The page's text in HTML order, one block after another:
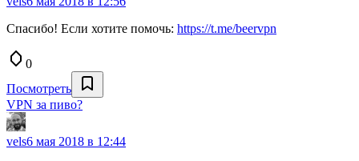
Спасибо! Если хотите помочь: https://t.me/beervpn
0
Посмотреть
VPN за пиво?
vels6 мая 2018 в 12:44